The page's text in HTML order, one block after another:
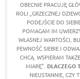
OBECNIE PRACUJĘ
ROLI „GRZECZNEJ
PODEJŚCIE DO
POMAGAM IM
WŁASNEJ WARTOŚCI,
PEWNOŚĆ SIEBIE I
CHCĄ. WSPIERAM
MIARĘ”. DLACZEGO
NIEUSTANNIE, CZY